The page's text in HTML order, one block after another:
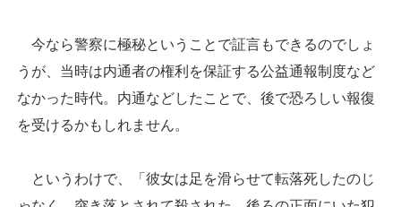
今なら警察に極秘ということで証言もできるのでしょ
うが、当時は内通者の権利を保証する公益通報制度など
なかった時代。内通などしたことで、後で恐ろしい報復
を受けるかもしれません。
というわけで、「彼女は足を滑らせて転落死したのじ